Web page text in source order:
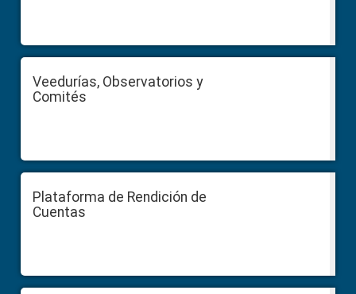
Veedurías, Observatorios y
Comités
Plataforma de Rendición de
Cuentas